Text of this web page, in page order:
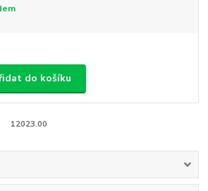
do košíku
12023.00